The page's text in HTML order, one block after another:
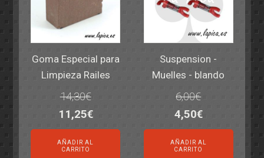
Goma Especial para
Limpieza Railes
14,30€
El
precio
original
11,25€El
precio
actual
AÑADIR AL
CARRITO
Suspension -
Muelles - blando
6,00€
El
precio
original
4,50€El
precio
actual
AÑADIR AL
CARRITO